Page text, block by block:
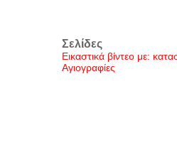
Σελίδες
Εικαστικά βίντεο με:
Αγιογραφίες